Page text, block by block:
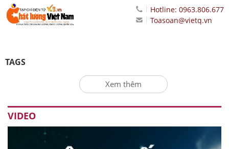
Hotline: 0963.806.677
Toasoan@vietq.vn
TAGS
Xem thêm
VIDEO